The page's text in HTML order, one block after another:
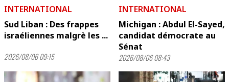
INTERNATIONAL
Sud Liban : Des frappes
israéliennes malgrè les ...
2026/08/06 09:15
INTERNATIONAL
Michigan : Abdul El-Sayed,
candidat démocrate au
Sénat
2026/08/06 08:43